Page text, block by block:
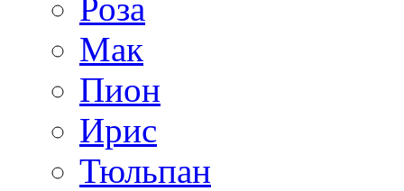
Роза
Мак
Пион
Ирис
Тюльпан